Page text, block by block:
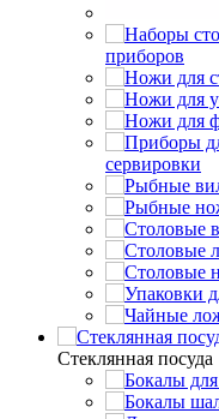
приборов
сервировки
Стеклянная посуда